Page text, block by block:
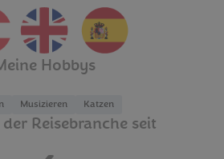
Hobbys
Musizieren Katzen
Reisebranche seit